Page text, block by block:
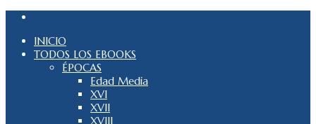
INICIO
TODOS LOS EBOOKS
ÉPOCAS
Edad Media
XVI
XVII
XVIII